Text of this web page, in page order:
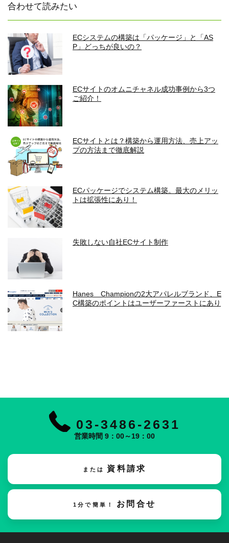
合わせて読みたい
ECシステムの構築は「パッケージ」と「AS
P」どっちが良いの？
ECサイトのオムニチャネル成功事例から3つ
ご紹介！
ECサイトとは？構築から運用方法、売上アッ
プの方法まで徹底解説
ECパッケージでシステム構築。最大のメリッ
トは拡張性にあり！
失敗しない自社ECサイト制作
Hanes Championの2大アパレルブランド、E
C構築のポイントはユーザーファーストにあり
03-3486-2631
営業時間 9：00～19：00
または 資料請求
1分で簡単！ お問合せ